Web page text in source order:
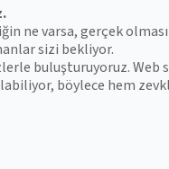
ne varsa, gerçek
sizi bekliyor.
buluşturuyoruz. Web
böylece hem